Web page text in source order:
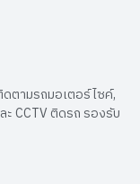
ดตามรถมอเตอร์ไซค์,
CCTV ติดรถ รองรับ